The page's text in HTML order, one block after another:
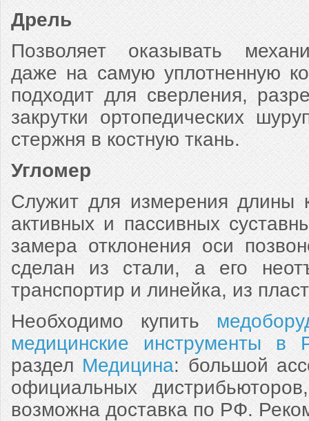
Дрель
Позволяет оказывать
даже на самую уплотненную
подходит для сверления,
закрутки ортопедических
стержня в костную ткань.
Угломер
Служит для измерения длины
активных и пассивных
замера отклонения оси
сделан из стали, а его
транспортир и линейка, из
Необходимо купить
медицинские инструменты в
разделМедицина: большой
официальных
возможна доставка по РФ.